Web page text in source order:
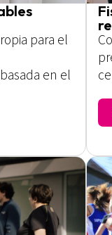
para el
en el